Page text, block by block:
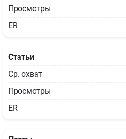
Просмотры
ER
Статьи
Ср. охват
Просмотры
ER